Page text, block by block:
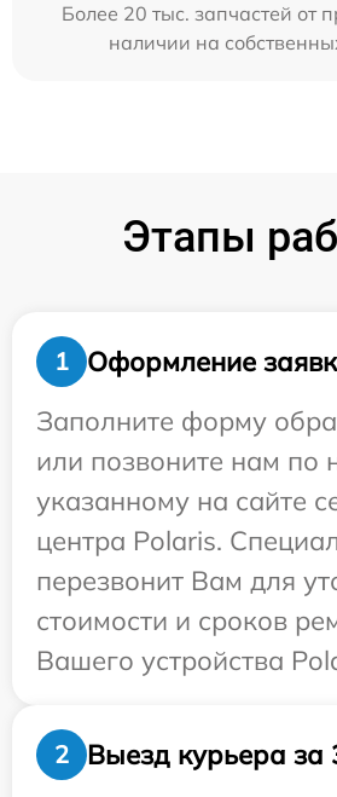
Более 20 тыс. запчастей от
наличии на
Этапы
1
Оформление
Заполните форму
или позвоните нам по
указанному на сайте
центра Polaris.
перезвонит Вам для
стоимости и сроков
Вашего устройства
2
Выезд курьера за